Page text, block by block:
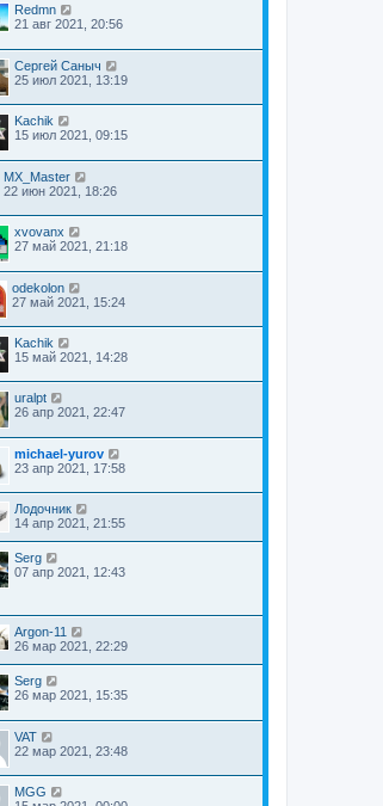
Redmn
21 авг 2021, 20:56
Сергей Саныч
25 июл 2021, 13:19
Kachik
15 июл 2021, 09:15
MX_Master
22 июн 2021, 18:26
xvovanx
27 май 2021, 21:18
odekolon
27 май 2021, 15:24
Kachik
15 май 2021, 14:28
uralpt
26 апр 2021, 22:47
michael-yurov
23 апр 2021, 17:58
Лодочник
14 апр 2021, 21:55
Serg
07 апр 2021, 12:43
Argon-11
26 мар 2021, 22:29
Serg
26 мар 2021, 15:35
VAT
22 мар 2021, 23:48
MGG